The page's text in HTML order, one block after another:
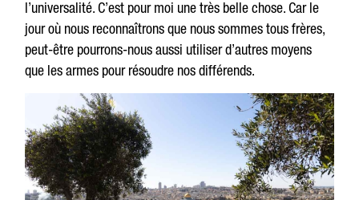
l’universalité. C’est pour moi une très belle chose. Car le
jour où nous reconnaîtrons que nous sommes tous frères,
peut-être pourrons-nous aussi utiliser d’autres moyens
que les armes pour résoudre nos différends.